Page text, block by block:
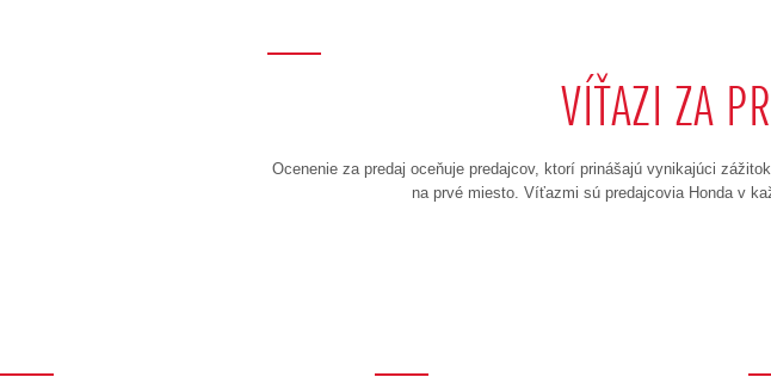
VÍŤAZI ZA
Ocenenie za predaj oceňuje predajcov, ktorí prinášajú vynikajúci
na prvé miesto. Víťazmi sú predajcovia Honda v